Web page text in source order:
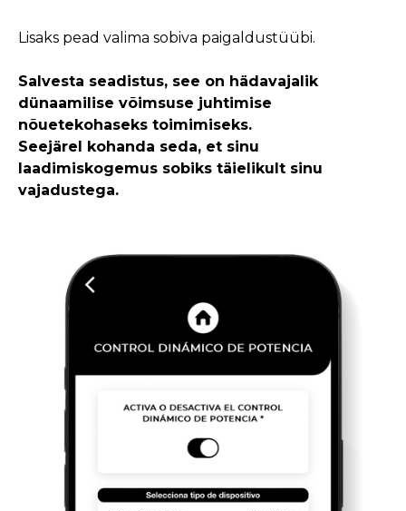
Lisaks pead valima sobiva paigaldustüübi.
Salvesta seadistus, see on hädavajalik
dünaamilise võimsuse juhtimise
nõuetekohaseks toimimiseks.
Seejärel kohanda seda, et sinu
laadimiskogemus sobiks täielikult sinu
vajadustega.